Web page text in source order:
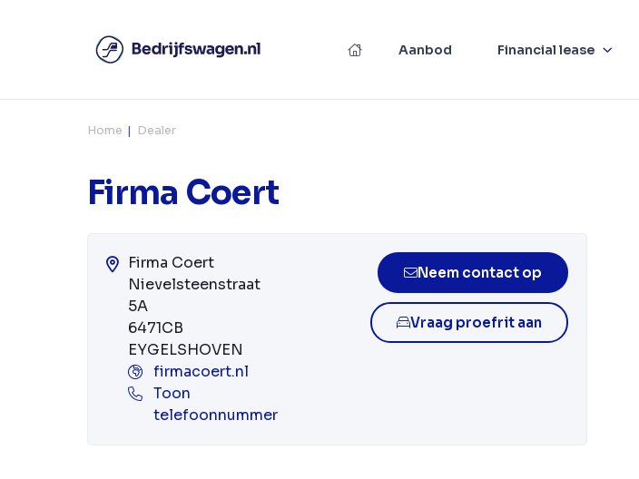
Aanbod Financial lease
Home Dealer
Firma Coert
Firma Coert
Nievelsteenstraat
5A
6471CB
EYGELSHOVEN
firmacoert.nl
Toon
telefoonnummer
Neem contact op
Vraag proefrit aan